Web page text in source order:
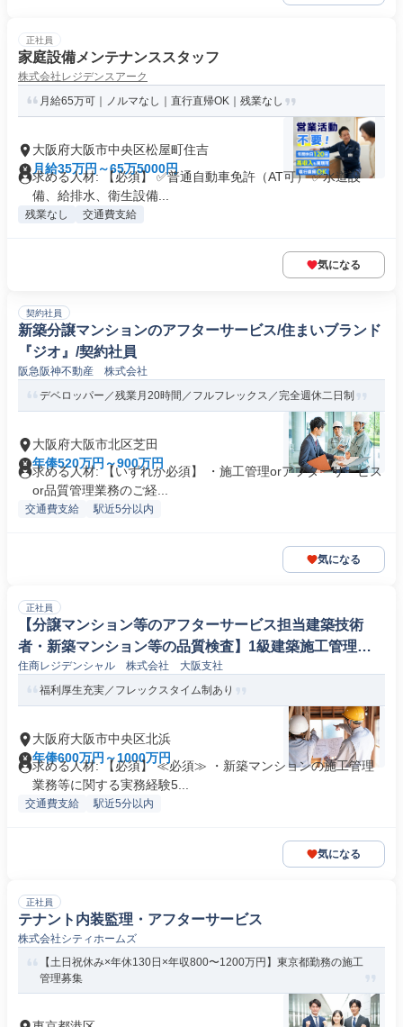
正社員
家庭設備メンテナンススタッフ
株式会社レジデンスアーク
月給65万可｜ノルマなし｜直行直帰OK｜残業なし
大阪府大阪市中央区松屋町住吉
月給35万円～65万5000円
求める人材: 【必須】 ✅普通自動車免許（AT可） ✅水道設
備、給排水、衛生設備...
残業なし 交通費支給
気になる
契約社員
新築分譲マンションのアフターサービス/住まいブランド
『ジオ』/契約社員
阪急阪神不動産 株式会社
デベロッパー／残業月20時間／フルフレックス／完全週休二日制
大阪府大阪市北区芝田
年俸520万円～900万円
求める人材: 【いずれか必須】 ・施工管理orアフターサービス
or品質管理業務のご経...
交通費支給 駅近5分以内
気になる
正社員
【分譲マンション等のアフターサービス担当建築技術
者・新築マンション等の品質検査】1級建築施工管理技
士
住商レジデンシャル 株式会社 大阪支社
福利厚生充実／フレックスタイム制あり
大阪府大阪市中央区北浜
年俸600万円～1000万円
求める人材: 【必須】 ≪必須≫ ・新築マンションの施工管理
業務等に関する実務経験5...
交通費支給 駅近5分以内
気になる
正社員
テナント内装監理・アフターサービス
株式会社シティホームズ
【土日祝休み×年休130日×年収800〜1200万円】東京都勤務の施工
管理募集